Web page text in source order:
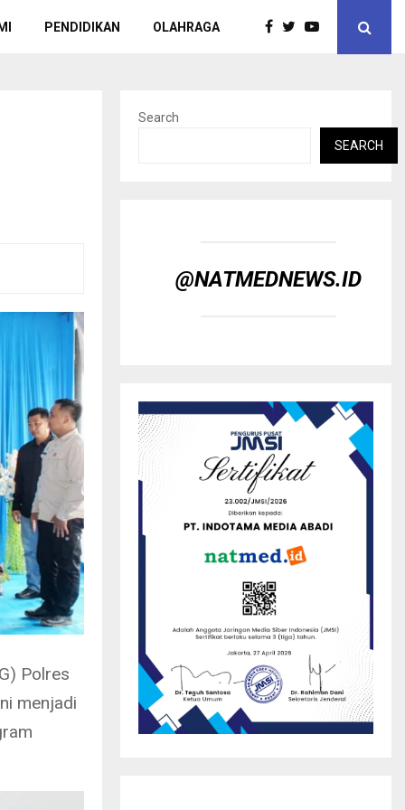
PENDIDIKAN OLAHRAGA
Polres
menjadi
Search
SEARCH
@NATMEDNEWS.ID